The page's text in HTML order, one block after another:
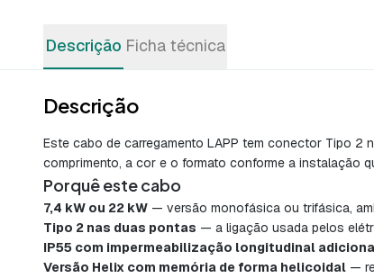
Descrição Ficha técnica
Descrição
Este cabo de carregamento LAPP tem conector Tipo
comprimento, a cor e o formato conforme a instalação
Porquê este cabo
7,4 kW ou 22 kW — versão monofásica ou trifásica,
Tipo 2 nas duas pontas — a ligação usada pelos
IP55 com impermeabilização longitudinal
Versão Helix com memória de forma helicoidal —